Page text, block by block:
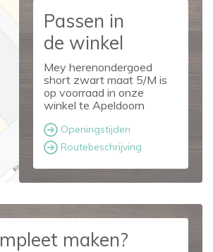
Passen in
de winkel
Mey herenondergoed
short zwart maat 5/M is
op voorraad in onze
winkel te Apeldoorn
Openingstijden
Routebeschrijving
maken?